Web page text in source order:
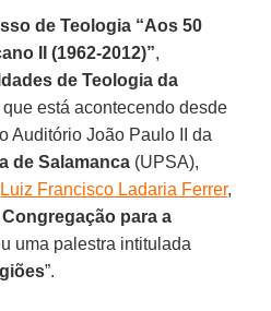
de Teologia “Aos 50
II (1962-2012)”,
de Teologia da
que está acontecendo desde
Auditório João Paulo II da
de Salamanca (UPSA),
Luiz Francisco Ladaria Ferrer,
Congregação para a
uma palestra intitulada
”.